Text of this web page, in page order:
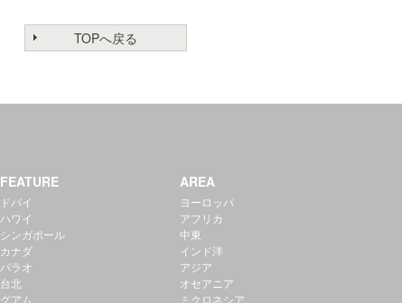
TOPへ戻る
FEATURE
ドバイ
ハワイ
シンガポール
カナダ
パラオ
台北
グアム
AREA
ヨーロッパ
アフリカ
中東
インド洋
アジア
オセアニア
ミクロネシア